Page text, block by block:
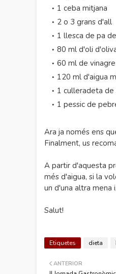
1 ceba mitjana
2 o 3 grans d'all
1 llesca de pa
80 ml d'oli
60 ml de
120 ml d'aigua
1 culleradeta de
1 pessic de
Ara ja només ens
Finalment, us
A partir d'aquesta
més d'aigua, si la
un d'una altra
Salut!
Etiquetes dieta
ANTERIOR